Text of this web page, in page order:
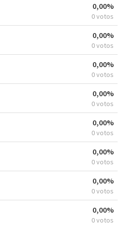
0,00%
0 votos
0,00%
0 votos
0,00%
0 votos
0,00%
0 votos
0,00%
0 votos
0,00%
0 votos
0,00%
0 votos
0,00%
0 votos